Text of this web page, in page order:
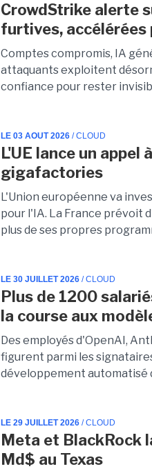
CrowdStrike alerte
furtives, accélérées
Comptes compromis, IA
attaquants exploitent
confiance pour rester
LE 03 AOUT 2026 / CLOUD
L'UE lance un
gigafactories
L'Union européenne va
pour l'IA. La France prévoit
plus de ses propres
LE 30 JUILLET 2026 / CLOUD
Plus de 1200
la course aux
Des employés d'OpenAI,
figurent parmi les
développement automatisé
LE 29 JUILLET 2026 / CLOUD
Meta et BlackRock
Md$ au Texas